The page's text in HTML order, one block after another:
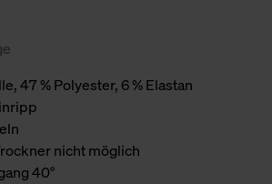
47 % Polyester, 6 % Elastan
nicht möglich
40°